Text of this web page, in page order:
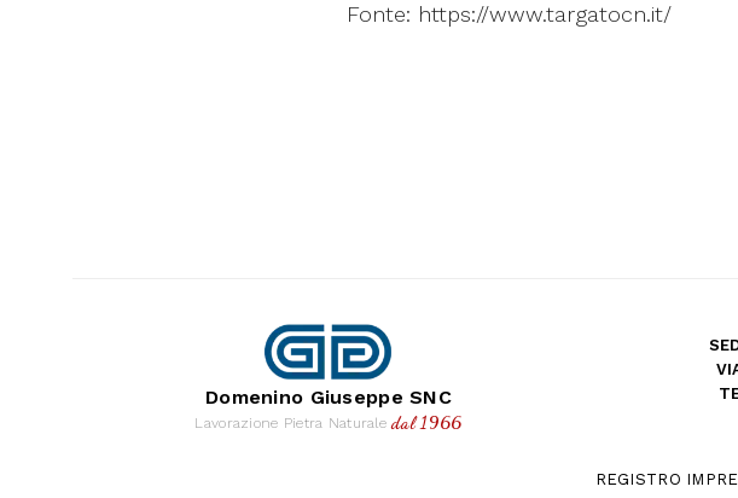
Fonte: https://www.targatocn.it/
Domenino Giuseppe SNC
Lavorazione Pietra Naturaledal 1966
REGISTRO